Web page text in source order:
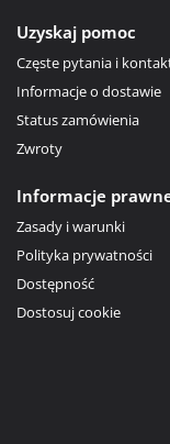
Uzyskaj pomoc
Częste pytania i
Informacje o dostawie
Status zamówienia
Zwroty
Informacje
Zasady i warunki
Polityka prywatności
Dostępność
Dostosuj cookie